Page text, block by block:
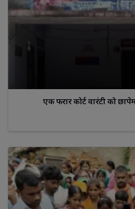
एक फरार कोर्ट वारंटी को